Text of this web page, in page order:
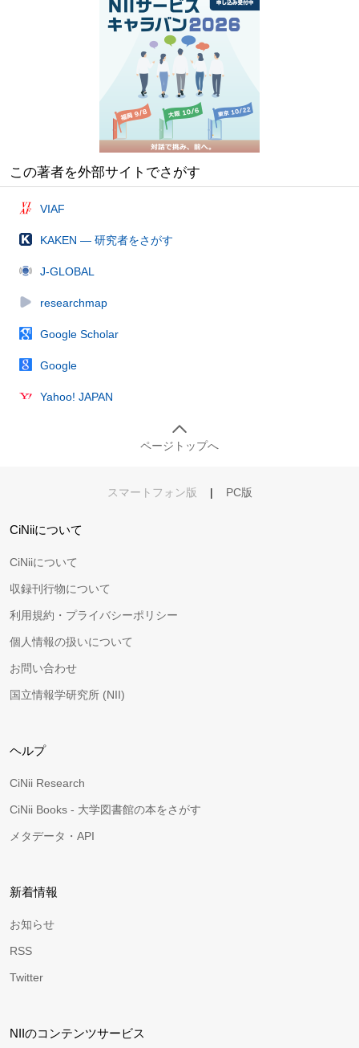
この著者を外部サイトでさがす
VIAF
KAKEN — 研究者をさがす
J-GLOBAL
researchmap
Google Scholar
Google
Yahoo! JAPAN
ページトップへ
スマートフォン版 | PC版
CiNiiについて
CiNiiについて
収録刊行物について
利用規約・プライバシーポリシー
個人情報の扱いについて
お問い合わせ
国立情報学研究所 (NII)
ヘルプ
CiNii Research
CiNii Books - 大学図書館の本をさがす
メタデータ・API
新着情報
お知らせ
RSS
Twitter
NIIのコンテンツサービス